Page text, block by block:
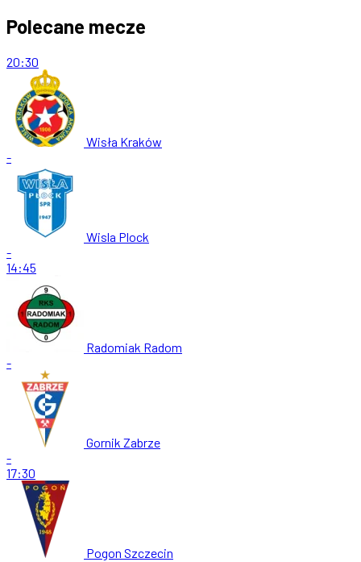
Polecane mecze
20:30
Wisła Kraków
-
Wisla Plock
-
14:45
Radomiak Radom
-
Gornik Zabrze
-
17:30
Pogon Szczecin